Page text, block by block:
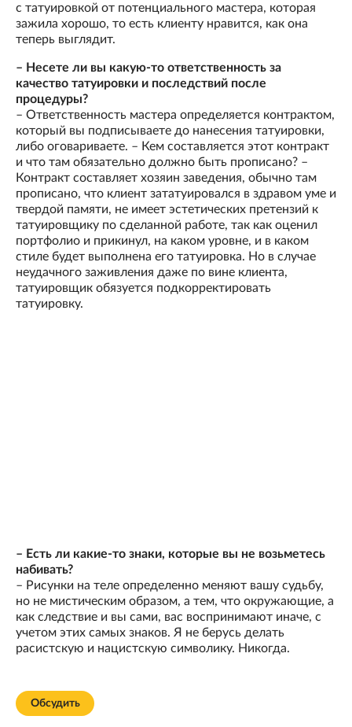
с татуировкой от потенциального мастера, которая
зажила хорошо, то есть клиенту нравится, как она
теперь выглядит.
– Несете ли вы какую-то ответственность за
качество татуировки и последствий после
процедуры?
– Ответственность мастера определяется контрактом,
который вы подписываете до нанесения татуировки,
либо оговариваете. – Кем составляется этот контракт
и что там обязательно должно быть прописано? –
Контракт составляет хозяин заведения, обычно там
прописано, что клиент зататуировался в здравом уме и
твердой памяти, не имеет эстетических претензий к
татуировщику по сделанной работе, так как оценил
портфолио и прикинул, на каком уровне, и в каком
стиле будет выполнена его татуировка. Но в случае
неудачного заживления даже по вине клиента,
татуировщик обязуется подкорректировать
татуировку.
– Есть ли какие-то знаки, которые вы не возьметесь
набивать?
– Рисунки на теле определенно меняют вашу судьбу,
но не мистическим образом, а тем, что окружающие, а
как следствие и вы сами, вас воспринимают иначе, с
учетом этих самых знаков. Я не берусь делать
расистскую и нацистскую символику. Никогда.
Обсудить